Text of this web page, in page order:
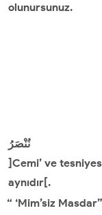
olunursunuz.
نُنْصَرُ
]Cemi’ ve
aynıdır[.
“ ‘Mim’siz